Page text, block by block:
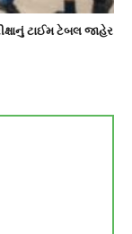
ટાઈમ ટેબલ જાહેર